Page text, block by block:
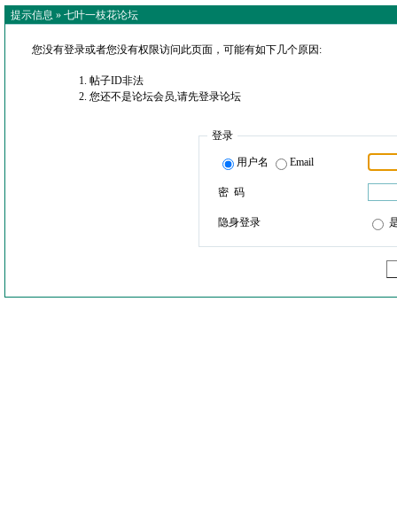
提示信息 » 七叶一枝花论坛
您没有登录或者您没有权限访问此页面，可能有如下几个原因:
帖子ID非法
您还不是论坛会员,请先登录论坛
登录
用户名 Email
密 码
隐身登录